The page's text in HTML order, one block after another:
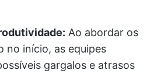
Ao abordar os
no início, as equipes
gargalos e atrasos